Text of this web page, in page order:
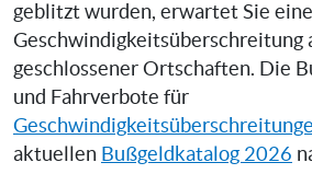
geblitzt wurden, erwartet Sie
Geschwindigkeitsüberschreitung
geschlossener Ortschaften. Die
und Fahrverbote für
aktuellen Bußgeldkatalog 2026